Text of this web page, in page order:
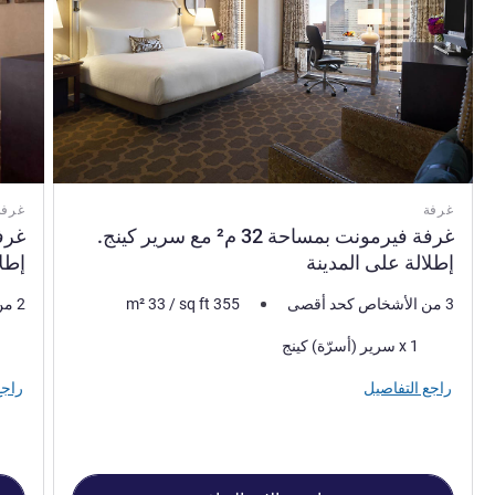
غرفة
غرفة فيرمونت بمساحة 32 م²‬ مع سرير كينج.
إطلالة على المدينة
3 من الأشخاص كحد أقصى m²33 /sq ft 355
فرش السرير
1 x سرير (أسرّة) كينج
راجع التفاصيل
2 من الأشخاص كحد أقصى